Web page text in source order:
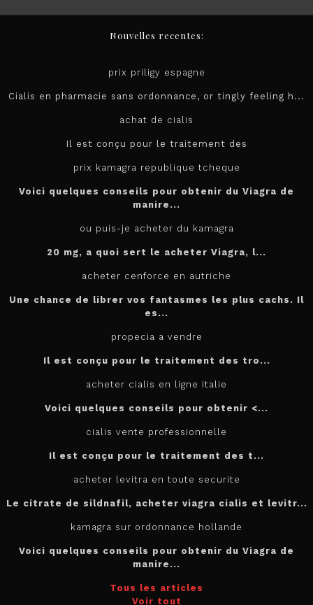
Nouvelles recentes:
prix priligy espagne
Cialis en pharmacie sans ordonnance, or tingly feeling h...
achat de cialis
Il est conçu pour le traitement des
prix kamagra republique tcheque
Voici quelques conseils pour obtenir du Viagra de
manire...
ou puis-je acheter du kamagra
20 mg, a quoi sert le acheter Viagra, l...
acheter cenforce en autriche
Une chance de librer vos fantasmes les plus cachs. Il
es...
propecia a vendre
Il est conçu pour le traitement des tro...
acheter cialis en ligne italie
Voici quelques conseils pour obtenir <...
cialis vente professionnelle
Il est conçu pour le traitement des t...
acheter levitra en toute securite
Le citrate de sildnafil, acheter viagra cialis et levitr...
kamagra sur ordonnance hollande
Voici quelques conseils pour obtenir du Viagra de
manire...
Tous les articles
Voir tout